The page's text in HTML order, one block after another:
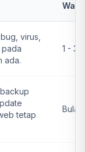
virus,
pada
ada.
1 - 3
tetap